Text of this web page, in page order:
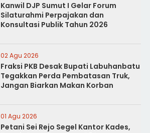
Kanwil DJP Sumut I Gelar Forum
Silaturahmi Perpajakan dan
Konsultasi Publik Tahun 2026
02 Agu 2026
Fraksi PKB Desak Bupati Labuhanbatu
Tegakkan Perda Pembatasan Truk,
Jangan Biarkan Makan Korban
01 Agu 2026
Petani Sei Rejo Segel Kantor Kades,